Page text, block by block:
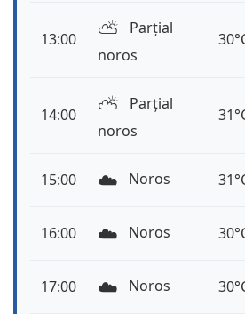
13:00 ⛅️
Parțial
noros
14:00 ⛅️
Parțial
noros
15:00 ☁️ Noros
16:00 ☁️ Noros
17:00 ☁️ Noros